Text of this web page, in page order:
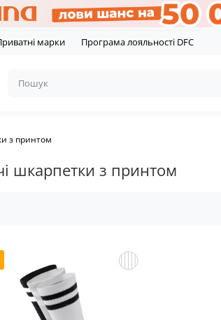
марки Програма лояльності DFC
з принтом
шкарпетки з принтом